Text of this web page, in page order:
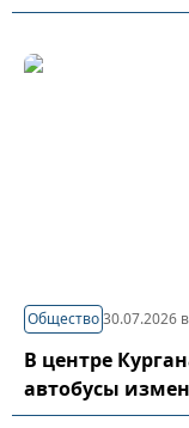
Общество30.07.2026
В центре
автобусы